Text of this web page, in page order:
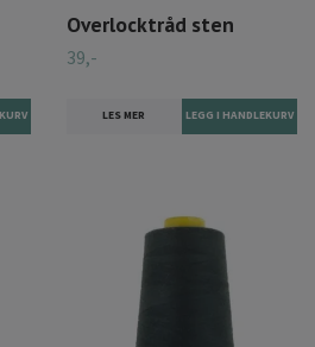
Overlocktråd sten
39,-
LES MER